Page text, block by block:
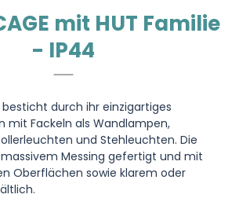
mit HUT Familie
- IP44
besticht durch ihr einzigartiges
mit Fackeln als Wandlampen,
und Stehleuchten. Die
Messing gefertigt und mit
Oberflächen sowie klarem oder